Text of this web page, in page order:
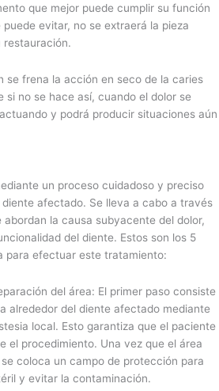
que mejor puede cumplir su función
evitar, no se extraerá la pieza
restauración.
se frena la acción en seco de la caries
si no se hace así, cuando el dolor se
y podrá producir situaciones aún
un proceso cuidadoso y preciso
afectado. Se lleva a cabo a través
abordan la causa subyacente del dolor,
del diente. Estos son los 5
para efectuar este tratamiento:
del área: El primer paso consiste
alrededor del diente afectado mediante
local. Esto garantiza que el paciente
el procedimiento. Una vez que el área
coloca un campo de protección para
y evitar la contaminación.